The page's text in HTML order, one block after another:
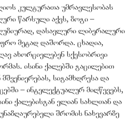
კულტურათა უმრავლესობას
წარსული აქვს, ზოგი –
დასავლური ლიბერალური
მეტად დაშორდა. ცხადია,
ახორციელებენ სქესობრივი
ისინი ქალებში გაცილებით
სიგამხდრესა და
– ინტელექტუალურ მიღწევებს,
ქალებისგან ელიან სახლთან და
შრომის ნახევარზე